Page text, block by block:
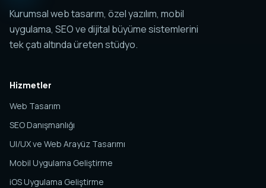
Kurumsal web tasarım, özel yazılım, mobil
uygulama, SEO ve dijital büyüme sistemlerini
tek çatı altında üreten stüdyo.
Hizmetler
Web Tasarım
SEO Danışmanlığı
UI/UX ve Web Arayüz Tasarımı
Mobil Uygulama Geliştirme
iOS Uygulama Geliştirme